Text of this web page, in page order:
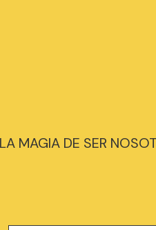
LA MAGIA DE SER